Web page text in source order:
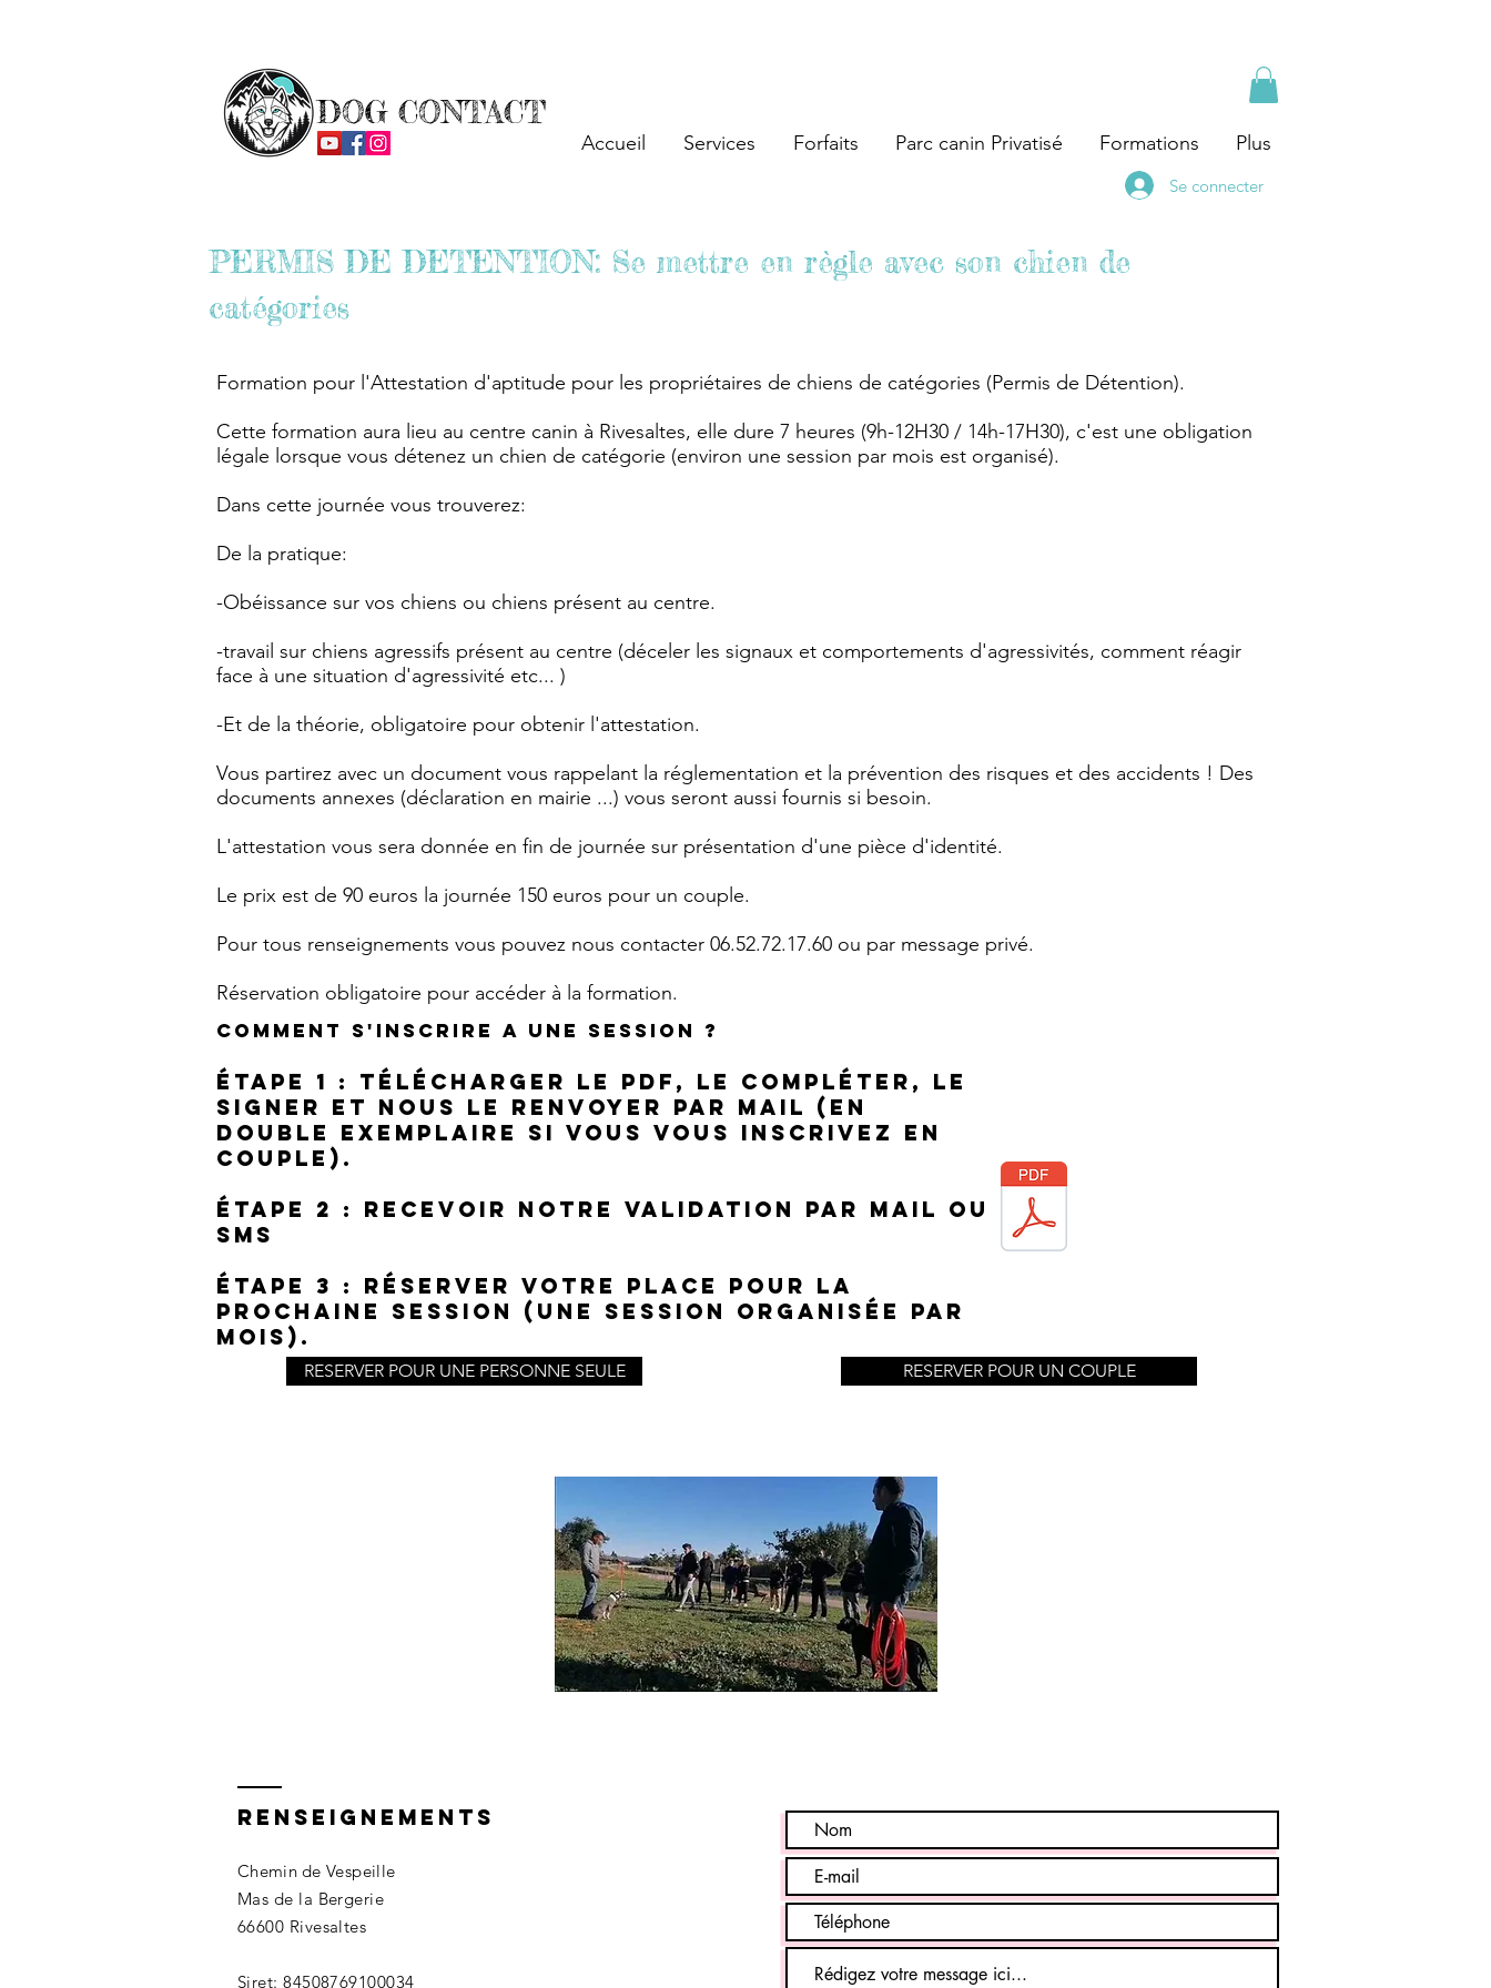
Accueil Services Forfaits Parc canin Privatisé Formations Plus
DOG CONTACT
Se connecter
PERMIS DE DETENTION: Se mettre en règle avec son chien de
catégories
Formation pour l'Attestation d'aptitude pour les propriétaires de chiens de catégories (Permis de Détention).
Cette formation aura lieu au centre canin à Rivesaltes, elle dure 7 heures (9h-12H30 / 14h-17H30), c'est une obligation
légale lorsque vous détenez un chien de catégorie (environ une session par mois est organisé).
Dans cette journée vous trouverez:
De la pratique:
-Obéissance sur vos chiens ou chiens présent au centre.
-travail sur chiens agressifs présent au centre (déceler les signaux et comportements d'agressivités, comment réagir
face à une situation d'agressivité etc... )
-Et de la théorie, obligatoire pour obtenir l'attestation.
Vous partirez avec un document vous rappelant la réglementation et la prévention des risques et des accidents ! Des
documents annexes (déclaration en mairie ...) vous seront aussi fournis si besoin.
L'attestation vous sera donnée en fin de journée sur présentation d'une pièce d'identité.
Le prix est de 90 euros la journée 150 euros pour un couple.
Pour tous renseignements vous pouvez nous contacter 06.52.72.17.60 ou par message privé.
Réservation obligatoire pour accéder à la formation.
Comment s'inscrire a une session ?
étape 1 : Télécharger le PDF, le compléter, le
signer et nous le renvoyer par mail (en
double exemplaire si vous vous inscrivez en
couple).
étape 2 : RECEVOIR NOTRE VALIDATION par mail ou
sms
étape 3 : réserver votre place pour la
prochaine session (une session organisée par
mois).
RESERVER POUR UNE PERSONNE SEULE RESERVER POUR UN COUPLE
Renseignements
Chemin de Vespeille
Mas de la Bergerie
66600 Rivesaltes
Siret: 84508769100034